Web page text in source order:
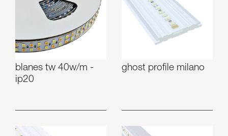
blanes tw 40w/m -
ip20
ghost profile milano